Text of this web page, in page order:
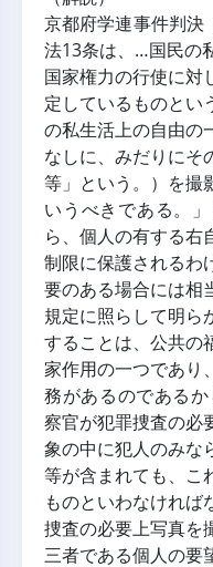
京都府学連事件判決
法13条は、…国民の
国家権力の行使に対
定しているものとい
の私生活上の自由の
なしに、みだりにそ
等」という。）を撮
いうべきである。
ら、個人の有する右
制限に保護されるわ
要のある場合には相
規定に照らして明ら
することは、公共の
家作用の一つであり
務があるのである
察官が犯罪捜査の必
象の中に犯人のみな
等が含まれても、こ
ものといわなければ
捜査の必要上写真を
三者である個人の要